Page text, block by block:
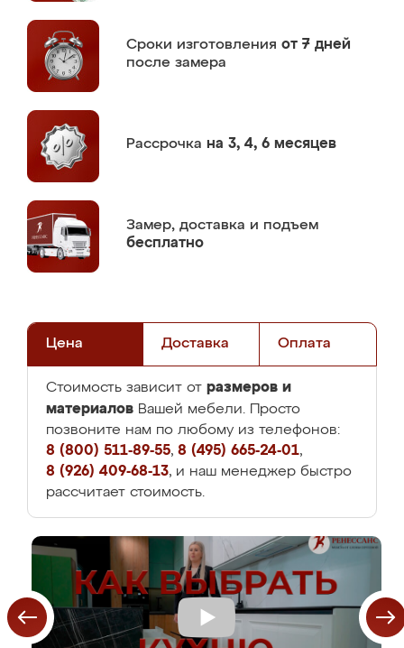
Сроки изготовления от 7 дней
после замера
Рассрочка на 3, 4, 6 месяцев
Замер, доставка и подъем
бесплатно
Цена Доставка Оплата
Стоимость зависит от размеров и
материалов Вашей мебели. Просто
позвоните нам по любому из телефонов:
8 (800) 511-89-55, 8 (495) 665-24-01,
8 (926) 409-68-13, и наш менеджер быстро
рассчитает стоимость.